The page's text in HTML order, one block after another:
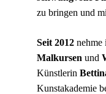
zu bringen und
Seit 2012 nehme
Malkursen und
Künstlerin
Kunstakademie